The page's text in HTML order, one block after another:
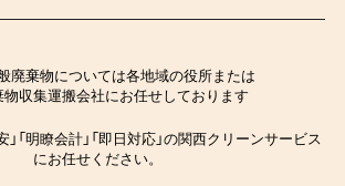
廃棄物については各地域の役所または
収集運搬会社にお任せしております
「明瞭会計」「即日対応」の関西クリーンサービス
にお任せください。